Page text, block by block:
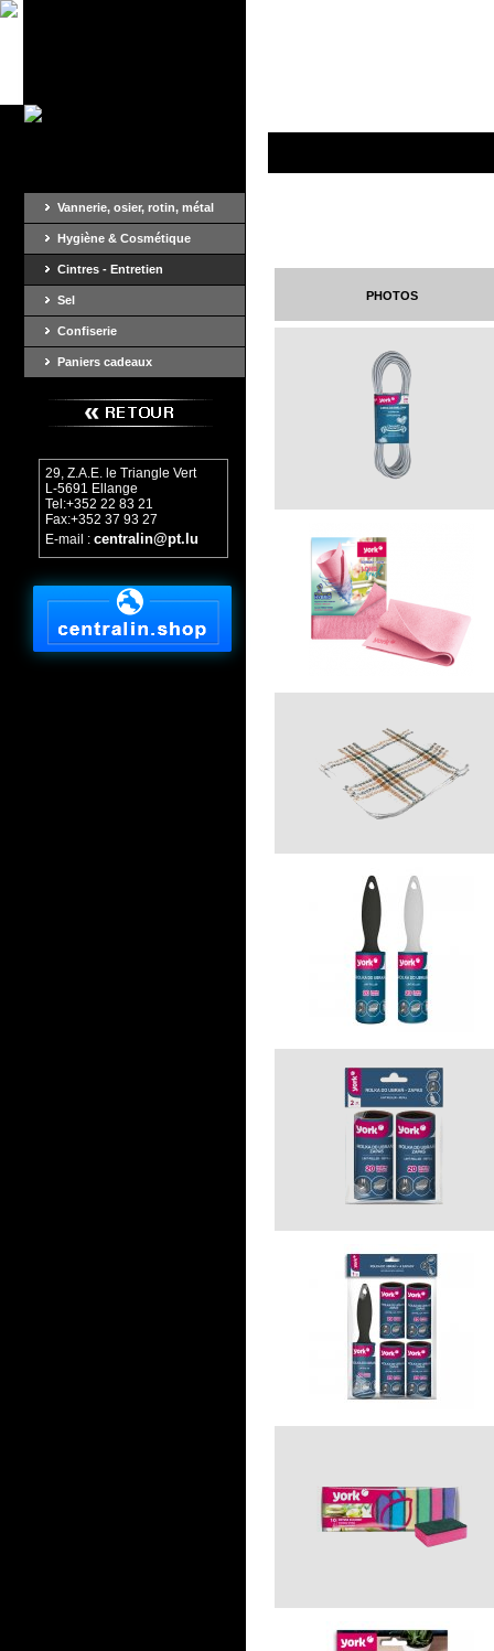
Vannerie, osier, rotin, métal
Hygiène & Cosmétique
Cintres - Entretien
Sel
Confiserie
Paniers cadeaux
29, Z.A.E. le Triangle Vert
L-5691 Ellange
Tel:+352 22 83 21
Fax:+352 37 93 27
E-mail : centralin@pt.lu
photos